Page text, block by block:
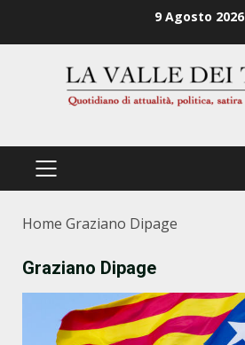
9 Agosto 2026
PRIMÄRES
Home Graziano Dipage
Graziano Dipage